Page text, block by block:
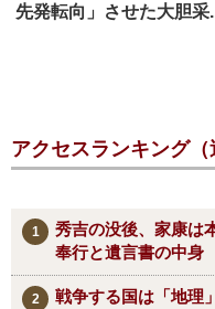
先発転向」させた大胆采
アクセスランキング（
秀吉の没後、家康は
奉行と遺言書の中身
戦争する国は「地理